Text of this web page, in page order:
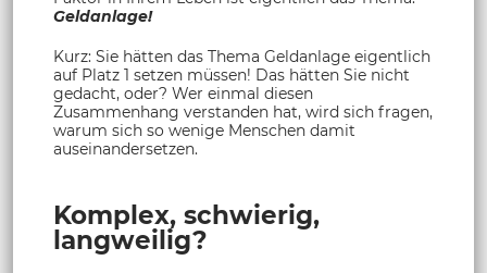
Geldanlage!
Kurz: Sie hätten das Thema Geldanlage eigentlich
auf Platz 1 setzen müssen! Das hätten Sie nicht
gedacht, oder? Wer einmal diesen
Zusammenhang verstanden hat, wird sich fragen,
warum sich so wenige Menschen damit
auseinandersetzen.
Komplex, schwierig,
langweilig?